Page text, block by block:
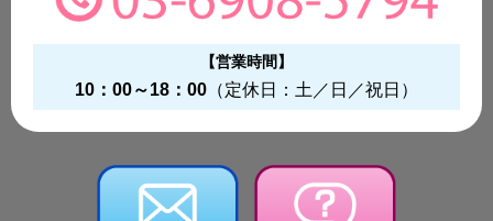
【営業時間】
10：00～18：00 （定休日：土／日／祝日）